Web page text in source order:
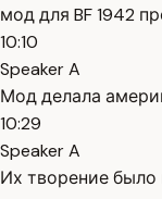
мод для BF 1942
10:10
Speaker A
Мод делала
10:29
Speaker A
Их творение